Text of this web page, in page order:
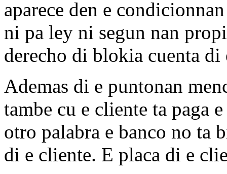
aparece den e
ni pa ley ni segun nan
derecho di blokia cuenta di
Ademas di e puntonan
tambe cu e cliente ta paga
otro palabra e banco no ta
di e cliente. E placa di e